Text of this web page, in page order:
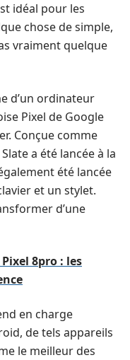
idéal pour les
chose de simple,
vraiment quelque
d’un ordinateur
Pixel de Google
Conçue comme
a été lancée à la
été lancée
et un stylet.
d’une
8pro : les
en charge
de tels appareils
le meilleur des